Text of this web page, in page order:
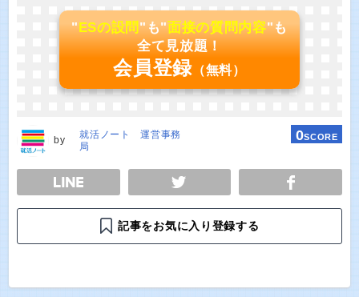
"ESの設問"も"面接の質問内容"も
全て見放題！
会員登録 （無料）
by
就活ノート 運営事務
局
0SCORE
TWEET
記事をお気に入り登録する